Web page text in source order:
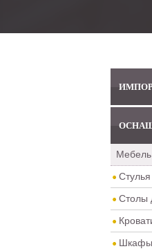
Мебель
Столы
Шкафы